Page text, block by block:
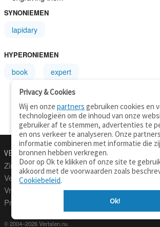
SYNONIEMEN
lapidary
HYPERONIEMEN
book expert
VERTALEN.NU
Zinnen vertalen
Verklarend woordenboek
Vraagbaak
Professionele vertaling
© 2004–2026 Vertalen.nu
Over deze
Privacy
Privacy & Cookies
Wij en onzepartners gebruiken cookies en
technologieën om de inhoud van onze
gebruiker af te stemmen, advertenties te
en ons verkeer te analyseren. Onze
informatie combineren met informatie die
bronnen hebben verkregen.
Door op Ok te klikken of onze site te
akkoord met de voorwaarden zoals
Cookiebeleid.
Ok!